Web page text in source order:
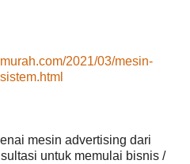
2021/03/mesin-
mesin advertising dari
untuk memulai bisnis /